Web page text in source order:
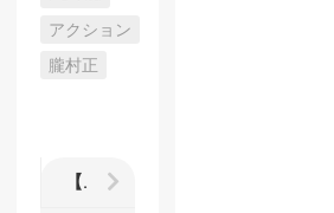
アクション
朧村正
【書籍】世界はなぜ「ある」のか？ 実存をめぐる科学・哲学的探索